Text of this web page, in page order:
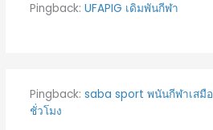
Pingback: UFAPIG เดิมพันกีฬา
Pingback: saba sport พนันกีฬาเสมื
ชั่วโมง